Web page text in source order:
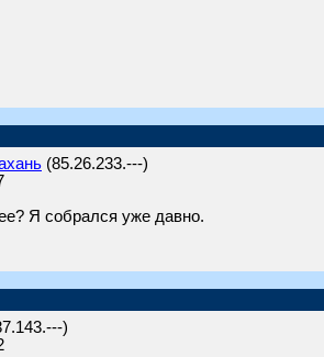
(85.26.233.---)
Я собрался уже давно.
)